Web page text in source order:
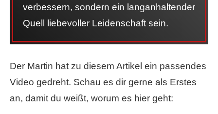
verbessern, sondern ein langanhaltender
Quell liebevoller Leidenschaft sein.
Der Martin hat zu diesem Artikel ein passendes
Video gedreht. Schau es dir gerne als Erstes
an, damit du weißt, worum es hier geht: